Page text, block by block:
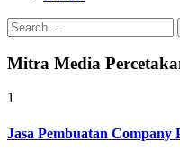
Search
for:
Mitra Media
1
Jasa Pembuatan Company